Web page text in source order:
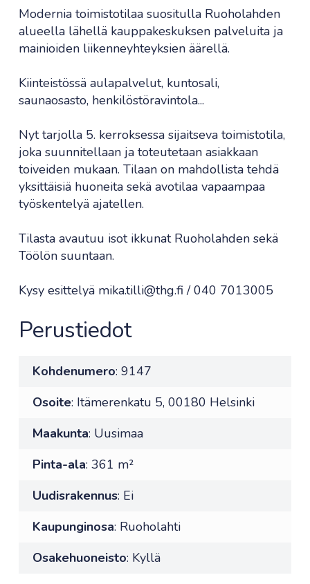
Modernia toimistotilaa suositulla Ruoholahden
alueella lähellä kauppakeskuksen palveluita ja
mainioiden liikenneyhteyksien äärellä.
Kiinteistössä aulapalvelut, kuntosali,
saunaosasto, henkilöstöravintola...
Nyt tarjolla 5. kerroksessa sijaitseva toimistotila,
joka suunnitellaan ja toteutetaan asiakkaan
toiveiden mukaan. Tilaan on mahdollista tehdä
yksittäisiä huoneita sekä avotilaa vapaampaa
työskentelyä ajatellen.
Tilasta avautuu isot ikkunat Ruoholahden sekä
Töölön suuntaan.
Kysy esittelyä mika.tilli@thg.fi / 040 7013005
Perustiedot
Kohdenumero: 9147
Osoite: Itämerenkatu 5, 00180 Helsinki
Maakunta: Uusimaa
Pinta-ala: 361 m²
Uudisrakennus: Ei
Kaupunginosa: Ruoholahti
Osakehuoneisto: Kyllä